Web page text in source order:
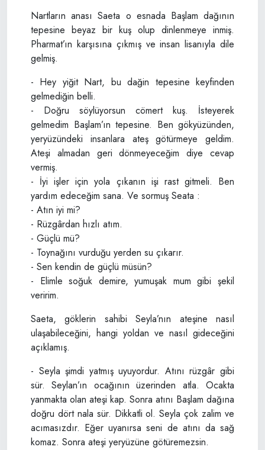
Nartların anası Saeta o esnada Başlam dağının
tepesine beyaz bir kuş olup dinlenmeye inmiş.
Pharmat’ın karşısına çıkmış ve insan lisanıyla dile
gelmiş.
- Hey yiğit Nart, bu dağin tepesine keyfinden
gelmediğin belli.
- Doğru söylüyorsun cömert kuş. İsteyerek
gelmedim Başlam’ın tepesine. Ben gökyüzünden,
yeryüzündeki insanlara ateş götürmeye geldim.
Ateşi almadan geri dönmeyeceğim diye cevap
vermiş.
- İyi işler için yola çıkanın işi rast gitmeli. Ben
yardım edeceğim sana. Ve sormuş Seata :
- Atın iyi mi?
- Rüzgârdan hızlı atım.
- Güçlü mü?
- Toynağını vurduğu yerden su çıkarır.
- Sen kendin de güçlü müsün?
- Elimle soğuk demire, yumuşak mum gibi şekil
veririm.
Saeta, göklerin sahibi Seyla’nın ateşine nasıl
ulaşabileceğini, hangi yoldan ve nasıl gideceğini
açıklamış.
- Seyla şimdi yatmış uyuyordur. Atını rüzgâr gibi
sür. Seylan’ın ocağının üzerinden atla. Ocakta
yanmakta olan ateşi kap. Sonra atını Başlam dağına
doğru dört nala sür. Dikkatli ol. Seyla çok zalim ve
acımasızdır. Eğer uyanırsa seni de atını da sağ
komaz. Sonra ateşi yeryüzüne götüremezsin.